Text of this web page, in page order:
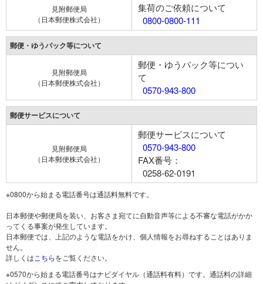
見附郵便局
（日本郵便株式会社）
集荷のご依頼について
0800-0800-111
郵便・ゆうパック等について
見附郵便局
（日本郵便株式会社）
郵便・ゆうパック等につい
て
0570-943-800
郵便サービスについて
見附郵便局
（日本郵便株式会社）
郵便サービスについて
0570-943-800
FAX番号：
0258-62-0191
※0800から始まる電話番号は通話料無料です。
日本郵便や郵便局を装い、お客さま宛てに自動音声等による不審な電話がかか
ってくる事案が発生しています。
日本郵便では、上記のような電話をかけ、個人情報をお尋ねすることはありま
せん。
詳しくは こちらをご覧ください。
※0570から始まる電話番号はナビダイヤル（通話料有料）です。通話料の詳細